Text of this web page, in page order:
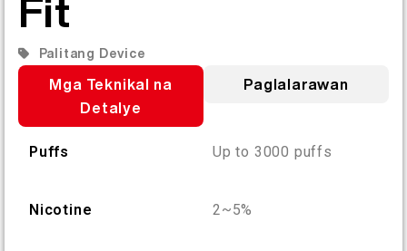
Deutsch
日本語
繁體中文
Fit
Palitang Device
Mga Teknikal na
Detalye
Paglalarawan
Puffs Up to 3000 puffs
Nicotine 2~5%